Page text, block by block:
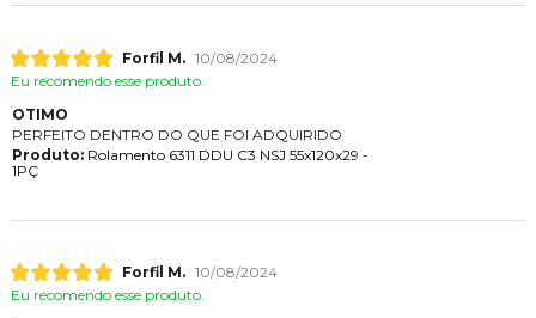
Forfil M. 10/08/2024
Eu recomendo esse produto.
OTIMO
PERFEITO DENTRO DO QUE FOI ADQUIRIDO
Produto:Rolamento 6311 DDU C3 NSJ 55x120x29 -
1PÇ
Forfil M. 10/08/2024
Eu recomendo esse produto.